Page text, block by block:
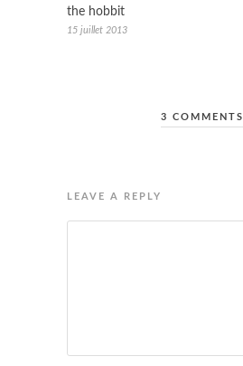
the hobbit
15 juillet 2013
3 COMMENTS
LEAVE A REPLY